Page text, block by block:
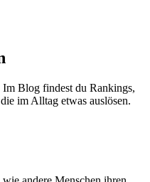
Blog findest du Rankings,
im Alltag etwas auslösen.